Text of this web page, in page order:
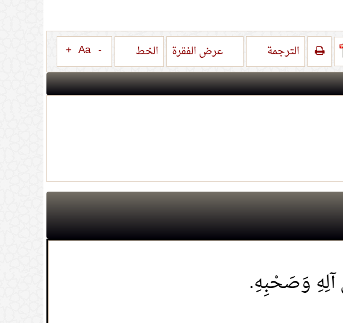
الترجمة عرض الفقرة الخط -
Aa
+
آلِهِ وَصَحْبِهِ.